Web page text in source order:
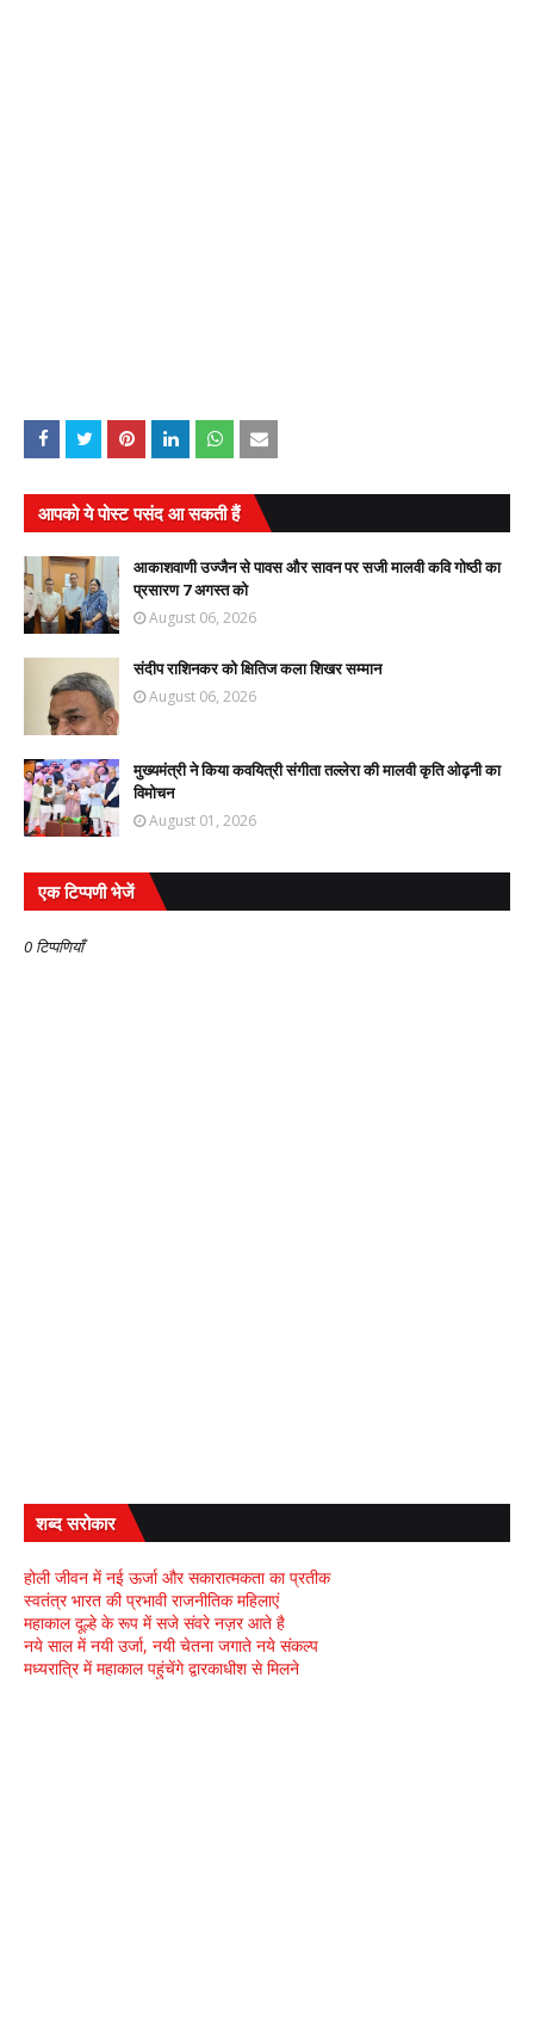
आपको ये पोस्ट पसंद आ सकती हैं
आकाशवाणी उज्जैन से पावस और सावन पर सजी मालवी कवि गोष्ठी का
प्रसारण 7 अगस्त को
August 06, 2026
संदीप राशिनकर को क्षितिज कला शिखर सम्मान
August 06, 2026
मुख्यमंत्री ने किया कवयित्री संगीता तल्लेरा की मालवी कृति ओढ़नी का
विमोचन
August 01, 2026
एक टिप्पणी भेजें
0 टिप्पणियाँ
शब्द सरोकार
होली जीवन में नई ऊर्जा और सकारात्मकता का प्रतीक
स्वतंत्र भारत की प्रभावी राजनीतिक महिलाएं
महाकाल दूल्हे के रूप में सजे संवरे नज़र आते है
नये साल में नयी उर्जा, नयी चेतना जगाते नये संकल्प
मध्यरात्रि में महाकाल पहुंचेंगे द्वारकाधीश से मिलने